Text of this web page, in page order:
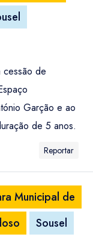
cessão de
Garção e ao
de 5 anos.
Reportar
Municipal de
Sousel